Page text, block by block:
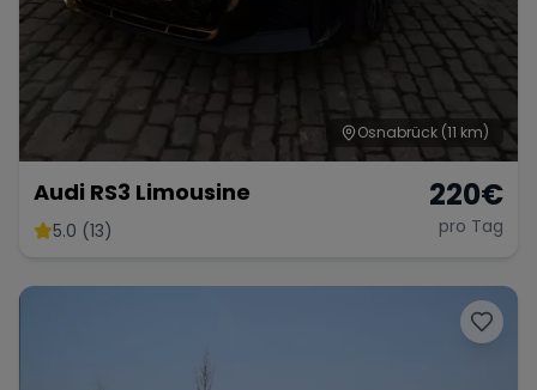
Osnabrück (11 km)
Audi RS3 Limousine
5.0 (13)
220€
pro Tag